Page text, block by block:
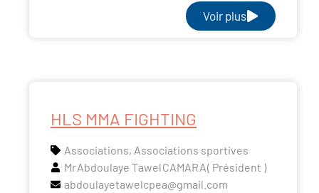
Voir plus
HLS MMA FIGHTING
Associations, Associations sportives
MrAbdoulaye TawelCAMARA( Président )
abdoulayetawelcpea@gmail.com